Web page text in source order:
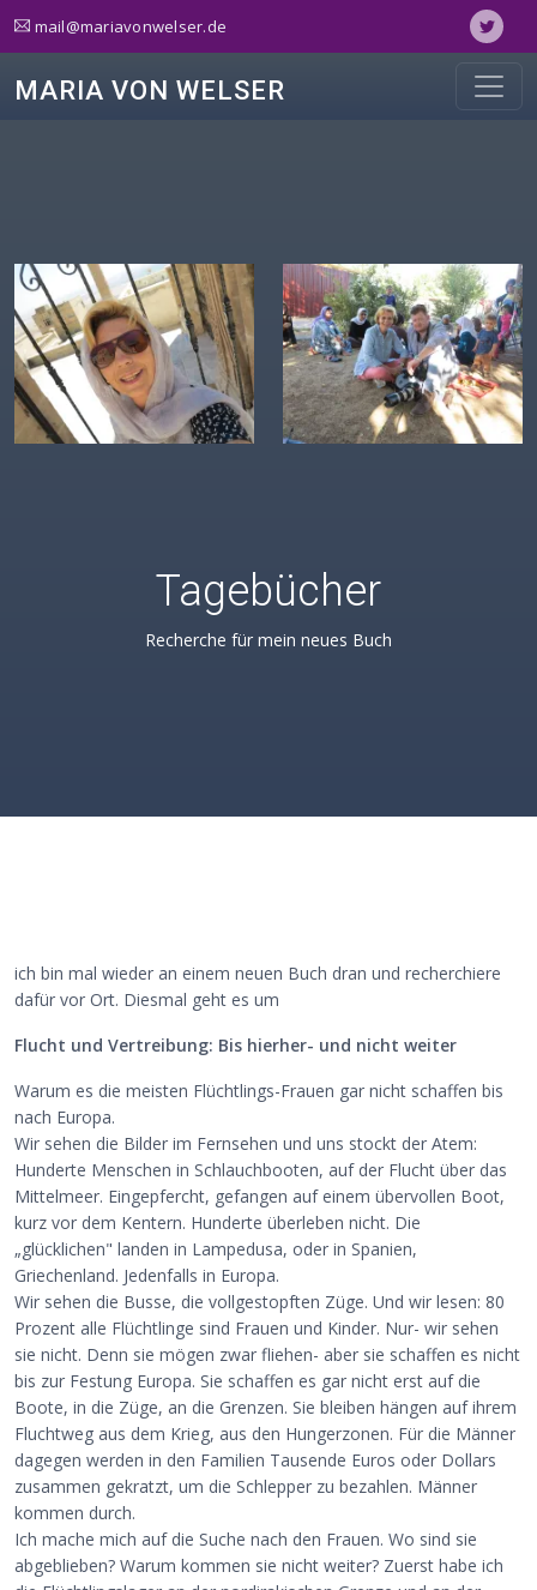
ed.reslewnovairam@liam
MARIA VON WELSER
Tagebücher
Recherche für mein neues Buch
ich bin mal wieder an einem neuen Buch dran und recherchiere
dafür vor Ort. Diesmal geht es um
Flucht und Vertreibung: Bis hierher- und nicht weiter
Warum es die meisten Flüchtlings-Frauen gar nicht schaffen bis
nach Europa.
Wir sehen die Bilder im Fernsehen und uns stockt der Atem:
Hunderte Menschen in Schlauchbooten, auf der Flucht über das
Mittelmeer. Eingepfercht, gefangen auf einem übervollen Boot,
kurz vor dem Kentern. Hunderte überleben nicht. Die
„glücklichen" landen in Lampedusa, oder in Spanien,
Griechenland. Jedenfalls in Europa.
Wir sehen die Busse, die vollgestopften Züge. Und wir lesen: 80
Prozent alle Flüchtlinge sind Frauen und Kinder. Nur- wir sehen
sie nicht. Denn sie mögen zwar fliehen- aber sie schaffen es nicht
bis zur Festung Europa. Sie schaffen es gar nicht erst auf die
Boote, in die Züge, an die Grenzen. Sie bleiben hängen auf ihrem
Fluchtweg aus dem Krieg, aus den Hungerzonen. Für die Männer
dagegen werden in den Familien Tausende Euros oder Dollars
zusammen gekratzt, um die Schlepper zu bezahlen. Männer
kommen durch.
Ich mache mich auf die Suche nach den Frauen. Wo sind sie
abgeblieben? Warum kommen sie nicht weiter? Zuerst habe ich